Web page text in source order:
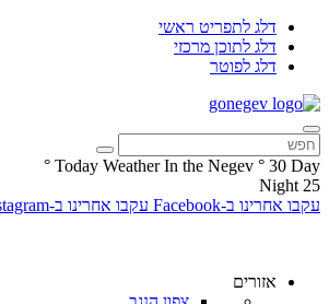
דלג לתפריט ראשי
דלג לתוכן מרכזי
דלג לפוטר
Today Weather In the Negev ° 30 Day
°
25
Night
עקבו אחרינו ב-Facebook
עקבו אחרינו ב-Instagram
אזורים